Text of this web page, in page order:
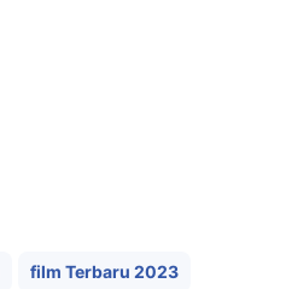
film Terbaru 2023